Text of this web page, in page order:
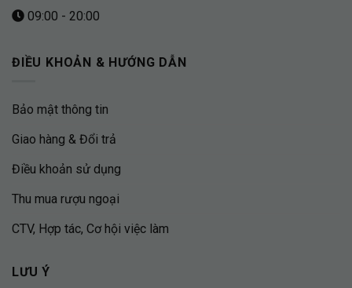
09:00 - 20:00
ĐIỀU KHOẢN & HƯỚNG DẪN
Bảo mật thông tin
Giao hàng & Đổi trả
Điều khoản sử dụng
Thu mua rượu ngoại
CTV, Hợp tác, Cơ hội việc làm
LƯU Ý